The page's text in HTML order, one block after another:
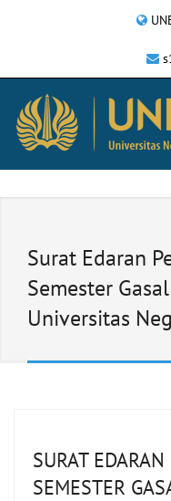
Surat Edaran
Semester
Universitas
SURAT
SEMESTER